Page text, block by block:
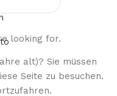
looking for.
alt)? Sie müssen
Seite zu besuchen.